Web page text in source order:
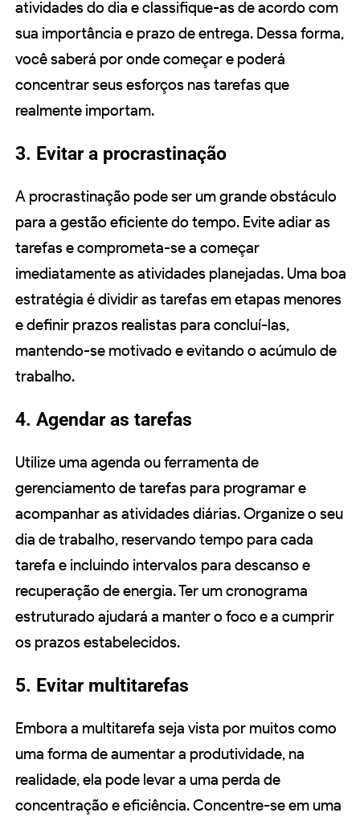
atividades do dia e classifique-as de acordo com
sua importância e prazo de entrega. Dessa forma,
você saberá por onde começar e poderá
concentrar seus esforços nas tarefas que
realmente importam.
3. Evitar a procrastinação
A procrastinação pode ser um grande obstáculo
para a gestão eficiente do tempo. Evite adiar as
tarefas e comprometa-se a começar
imediatamente as atividades planejadas. Uma boa
estratégia é dividir as tarefas em etapas menores
e definir prazos realistas para concluí-las,
mantendo-se motivado e evitando o acúmulo de
trabalho.
4. Agendar as tarefas
Utilize uma agenda ou ferramenta de
gerenciamento de tarefas para programar e
acompanhar as atividades diárias. Organize o seu
dia de trabalho, reservando tempo para cada
tarefa e incluindo intervalos para descanso e
recuperação de energia. Ter um cronograma
estruturado ajudará a manter o foco e a cumprir
os prazos estabelecidos.
5. Evitar multitarefas
Embora a multitarefa seja vista por muitos como
uma forma de aumentar a produtividade, na
realidade, ela pode levar a uma perda de
concentração e eficiência. Concentre-se em uma